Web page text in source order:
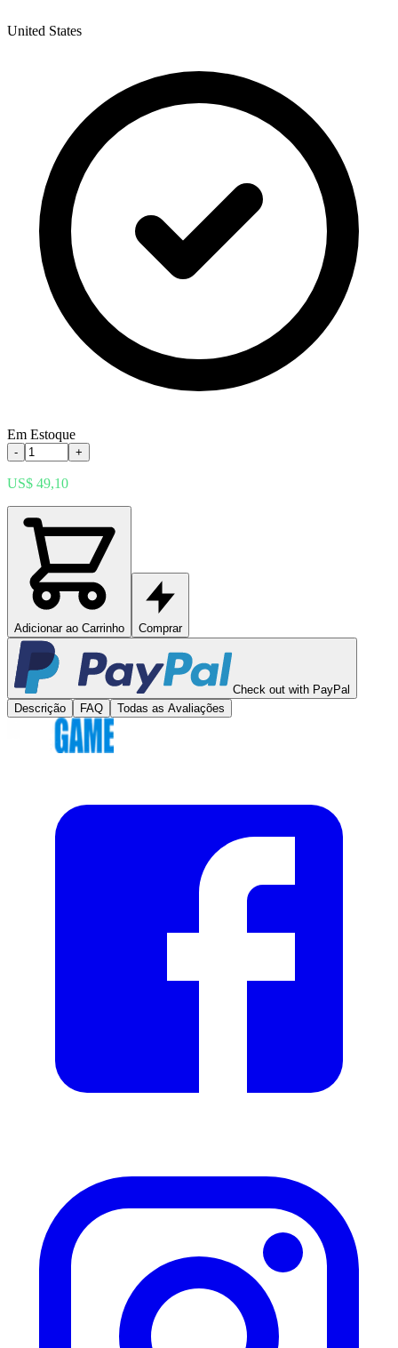
United States
Em Estoque
- +
US$ 49,10
Adicionar ao Carrinho Comprar
Check out with PayPal
Descrição
FAQ Todas as Avaliações